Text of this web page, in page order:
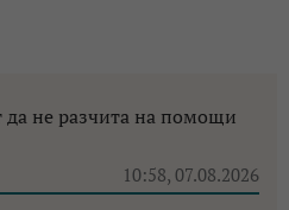
да не разчита на помощи
10:58, 07.08.2026